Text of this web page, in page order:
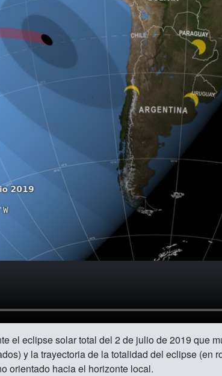
el eclipse solar total del 2 de julio de 2019 que
y la trayectoria de la totalidad del eclipse (en
orientado hacia el horizonte local.